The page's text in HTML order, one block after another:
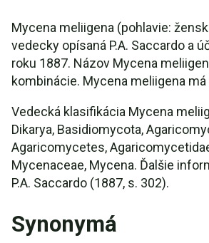
Mycena meliigena (pohlavie:
vedecky opísaná P.A. Saccardo a
roku 1887. Názov Mycena
kombinácie. Mycena meliigena
Vedecká klasifikácia Mycena
Dikarya, Basidiomycota,
Agaricomycetes,
Mycenaceae, Mycena. Ďalšie
P.A. Saccardo (1887, s. 302).
Synonymá